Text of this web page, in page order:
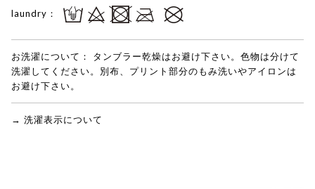
laundry：
お洗濯について：
タンブラー乾燥はお避け下さい。色物は分けて
洗濯してください。別布、プリント部分のもみ洗いやアイロンは
お避け下さい。
→ 洗濯表示について